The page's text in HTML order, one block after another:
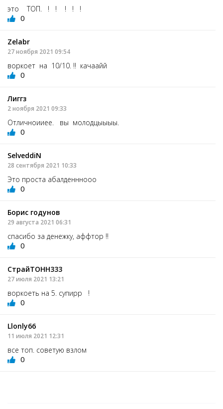
это ТОП. ! ! ! ! !
0
Zelabr
27 ноября 2021 09:54
воркоет на 10/10. !! качаайй
0
Лиггз
2 ноября 2021 09:33
Отличноииее. вы молодцыыыы.
0
SelveddiN
28 сентября 2021 10:33
Это проста абалденннооо
0
Борис годунов
29 августа 2021 06:31
спасибо за денежку, аффтор !!
0
СтрайТОНН333
27 июля 2021 13:21
воркоеть на 5. супирр !
0
Llonly66
11 июля 2021 12:31
все топ. советую взлом
0